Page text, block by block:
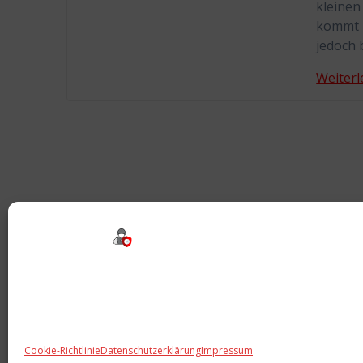
Cookie-RichtlinieDatenschutzerklärungImpressum
kommt
jedoch